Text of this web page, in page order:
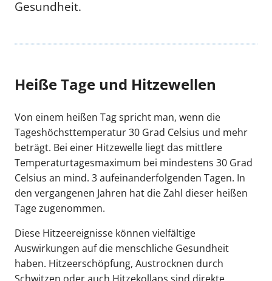
Gesundheit.
Heiße Tage und Hitzewellen
Von einem heißen Tag spricht man, wenn die
Tageshöchsttemperatur 30 Grad Celsius und mehr
beträgt. Bei einer Hitzewelle liegt das mittlere
Temperaturtagesmaximum bei mindestens 30 Grad
Celsius an mind. 3 aufeinanderfolgenden Tagen. In
den vergangenen Jahren hat die Zahl dieser heißen
Tage zugenommen.
Diese Hitzeereignisse können vielfältige
Auswirkungen auf die menschliche Gesundheit
haben. Hitzeerschöpfung, Austrocknen durch